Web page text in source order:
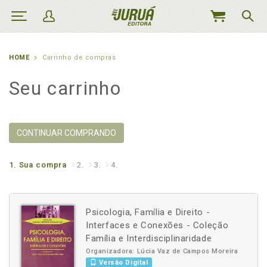
MEU
HOME Carrinho de compras
Seu carrinho
CONTINUAR COMPRANDO
1. Sua compra 2. 3. 4.
Psicologia, Família e Direito -
Interfaces e Conexões - Coleção
Família e Interdisciplinaridade
Organizadora: Lúcia Vaz de Campos Moreira
Versão Digital